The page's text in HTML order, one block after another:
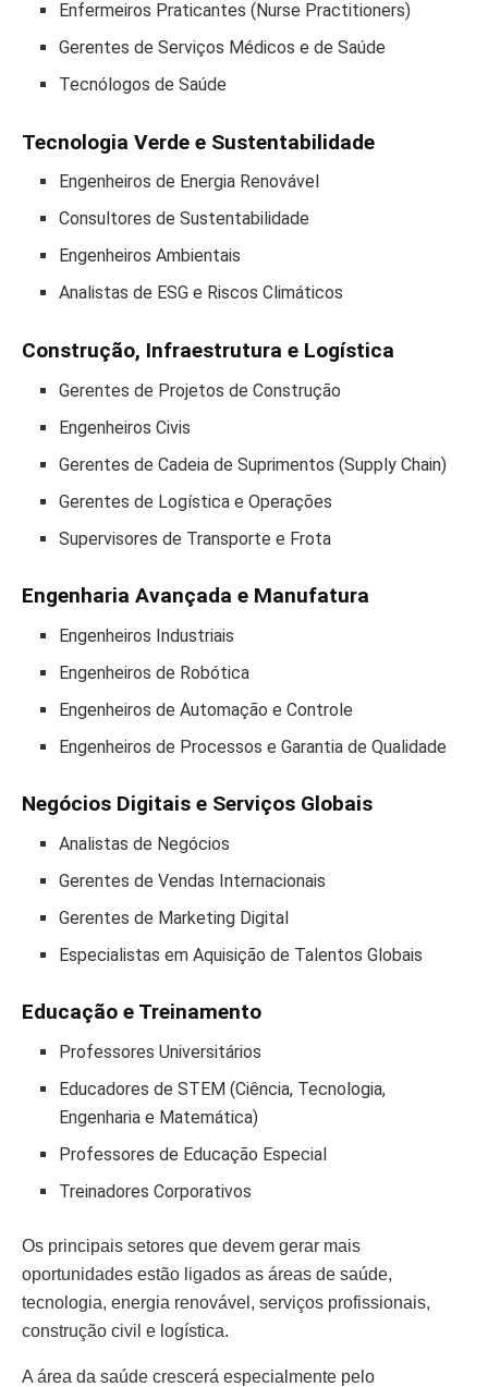
Enfermeiros Praticantes (Nurse Practitioners)
Gerentes de Serviços Médicos e de Saúde
Tecnólogos de Saúde
Tecnologia Verde e Sustentabilidade
Engenheiros de Energia Renovável
Consultores de Sustentabilidade
Engenheiros Ambientais
Analistas de ESG e Riscos Climáticos
Construção, Infraestrutura e Logística
Gerentes de Projetos de Construção
Engenheiros Civis
Gerentes de Cadeia de Suprimentos (Supply Chain)
Gerentes de Logística e Operações
Supervisores de Transporte e Frota
Engenharia Avançada e Manufatura
Engenheiros Industriais
Engenheiros de Robótica
Engenheiros de Automação e Controle
Engenheiros de Processos e Garantia de Qualidade
Negócios Digitais e Serviços Globais
Analistas de Negócios
Gerentes de Vendas Internacionais
Gerentes de Marketing Digital
Especialistas em Aquisição de Talentos Globais
Educação e Treinamento
Professores Universitários
Educadores de STEM (Ciência, Tecnologia,
Engenharia e Matemática)
Professores de Educação Especial
Treinadores Corporativos
Os principais setores que devem gerar mais
oportunidades estão ligados as áreas de saúde,
tecnologia, energia renovável, serviços profissionais,
construção civil e logística.
A área da saúde crescerá especialmente pelo